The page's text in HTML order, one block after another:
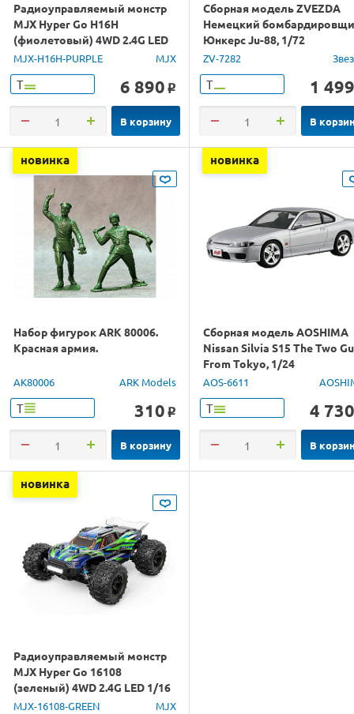
Радиоуправляемый монстр
MJX Hyper Go H16H
(фиолетовый) 4WD 2.4G LED
GPS 1/16 RTR
MJX-H16H-PURPLE MJX
Т 6 890 o
В корзину
Сборная модель ZVEZDA
Немецкий
Юнкерс Ju-88, 1/72
ZV-7282
Т 1 499
В
новинка
Набор фигурок ARK 80006.
Красная армия.
AK80006 ARK Models
Т 310 o
В корзину
новинка
Сборная модель AOSHIMA
Nissan Silvia S15 The Two
From Tokyo, 1/24
AOS-6611
Т 4 730
В
новинка
Радиоуправляемый монстр
MJX Hyper Go 16108
(зеленый) 4WD 2.4G LED 1/16
RTR
MJX-16108-GREEN MJX